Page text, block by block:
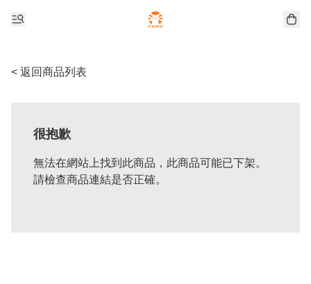
< 返回商品列表
很抱歉
無法在網站上找到此商品，此商品可能已下架。
請檢查商品連結是否正確。